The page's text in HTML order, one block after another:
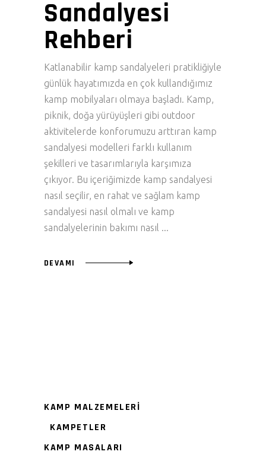
Sandalyesi
Rehberi
Katlanabilir kamp sandalyeleri pratikliğiyle
günlük hayatımızda en çok kullandığımız
kamp mobilyaları olmaya başladı. Kamp,
piknik, doğa yürüyüşleri gibi outdoor
aktivitelerde konforumuzu arttıran kamp
sandalyesi modelleri farklı kullanım
şekilleri ve tasarımlarıyla karşımıza
çıkıyor. Bu içeriğimizde kamp sandalyesi
nasıl seçilir, en rahat ve sağlam kamp
sandalyesi nasıl olmalı ve kamp
sandalyelerinin bakımı nasıl
DEVAMI
KAMP MALZEMELERİ
KAMPETLER
KAMP MASALARI